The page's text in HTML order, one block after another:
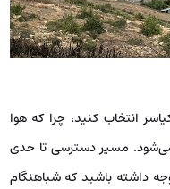
انتخاب کنید، چرا که هوا
مسیر دسترسی تا حدی
داشته باشید که شباهنگام